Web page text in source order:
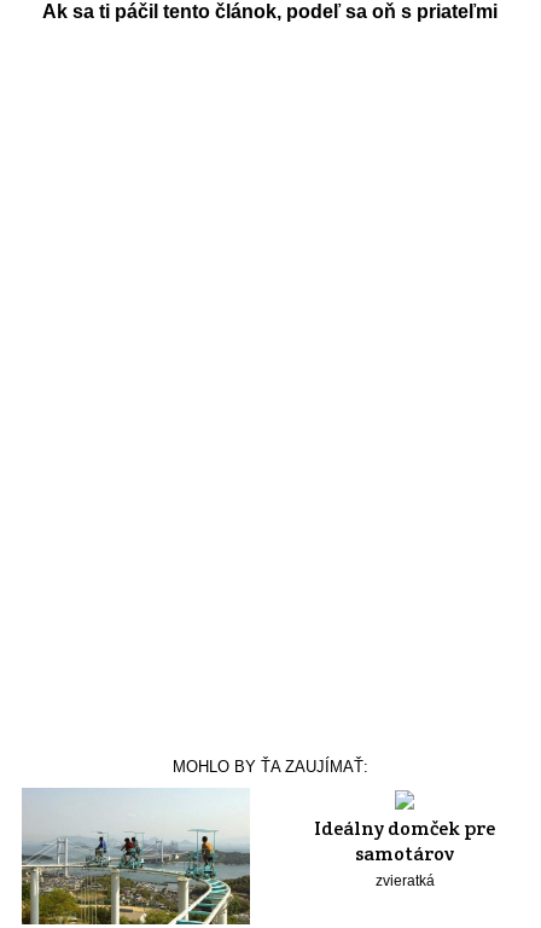
Ak sa ti páčil tento článok, podeľ sa oň s priateľmi
MOHLO BY ŤA ZAUJÍMAŤ:
Ideálny domček pre
samotárov
zvieratká